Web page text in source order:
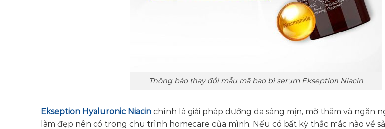
Thông báo thay đổi mẫu mã bao bì serum Ekseption Niacin
Ekseption Hyaluronic Niacin chính là giải pháp dưỡng da sáng mịn, mờ thâm và ngăn
làm đẹp nên có trong chu trình homecare của mình. Nếu có bất kỳ thắc mắc nào về